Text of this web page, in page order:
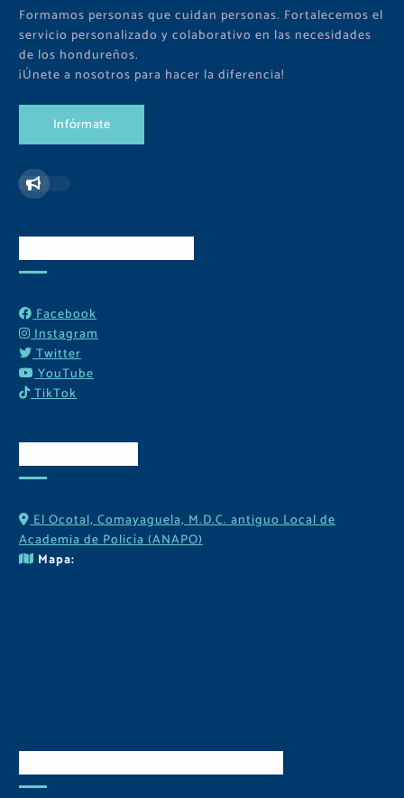
Formamos personas que cuidan personas. Fortalecemos el
servicio personalizado y colaborativo en las necesidades
de los hondureños.
¡Únete a nosotros para hacer la diferencia!
Infórmate
Facebook
Instagram
Twitter
YouTube
TikTok
El Ocotal, Comayaguela, M.D.C. antiguo Local de
Academia de Policía (ANAPO)
Mapa: